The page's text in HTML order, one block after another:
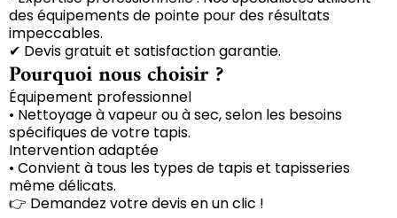
des équipements de pointe pour des résultats
impeccables.
✔ Devis gratuit et satisfaction garantie.
Pourquoi nous choisir ?
Équipement professionnel
• Nettoyage à vapeur ou à sec, selon les besoins
spécifiques de votre tapis.
Intervention adaptée
• Convient à tous les types de tapis et tapisseries
même délicats.
👉 Demandez votre devis en un clic !